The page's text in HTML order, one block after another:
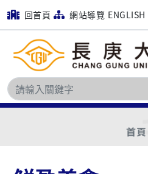
回首頁 網站導覽 ENGLISH
首頁